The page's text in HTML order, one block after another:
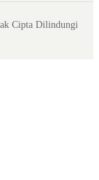
Cipta Dilindungi